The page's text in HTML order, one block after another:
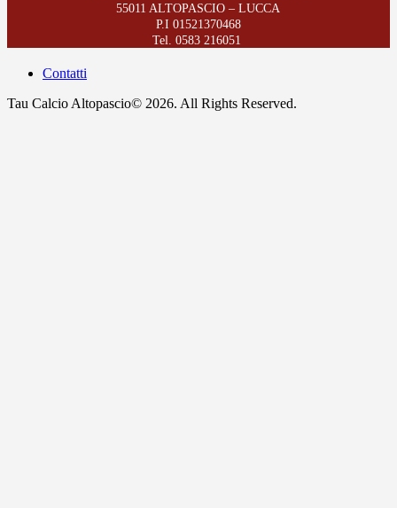
55011 ALTOPASCIO – LUCCA
P.I 01521370468
Tel. 0583 216051
Contatti
Tau Calcio Altopascio© 2026. All Rights Reserved.